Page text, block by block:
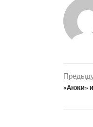
«Анжи»